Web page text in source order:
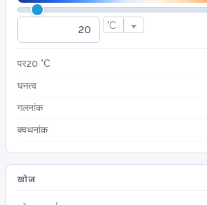
पर20 °C
घनत्व
गलनांक
क्वथनांक
खोज